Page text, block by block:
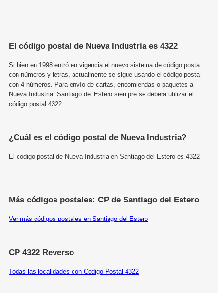
El código postal de Nueva Industria es 4322
Si bien en 1998 entró en vigencia el nuevo sistema de código postal
con números y letras, actualmente se sigue usando el código postal
con 4 números. Para envío de cartas, encomiendas o paquetes a
Nueva Industria, Santiago del Estero siempre se deberá utilizar el
código postal 4322.
¿Cuál es el código postal de Nueva Industria?
El codigo postal de Nueva Industria en Santiago del Estero es 4322
Más códigos postales: CP de Santiago del Estero
Ver más códigos postales en Santiago del Estero
CP 4322 Reverso
Todas las localidades con Codigo Postal 4322